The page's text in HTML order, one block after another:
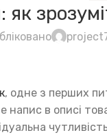
, одне з перших
в описі